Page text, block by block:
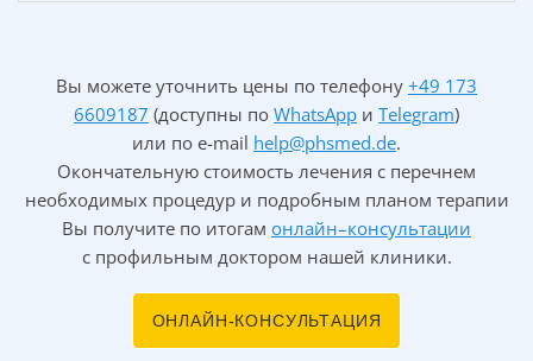
Причины возникновения первичной остеосаркомы не
известны. Вторичные могут возникать после Болезни
Педжета или как последствие атомного взрыва.
Диагностика патологии
Наряду с анамнезом и клиническим обследованием,
выполняются рентгеновские снимки, а также
компьютерная томография для исключения
Вы можете уточнить цены по телефону +49 173
6609187 (доступны по WhatsApp и Telegram)
или по e-mail help@phsmed.de.
Окончательную стоимость лечения с перечнем
необходимых процедур и подробным планом терапии
Вы получите по итогам онлайн–консультации
с профильным доктором нашей клиники.
ОНЛАЙН-КОНСУЛЬТАЦИЯ